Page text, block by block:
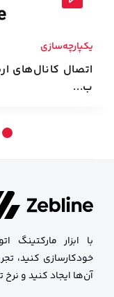
یکپارچه‌سازی
ب...
با ابزار مارکتینگ
خودکارسازی کنید،
آن‌ها ایجاد کنید و